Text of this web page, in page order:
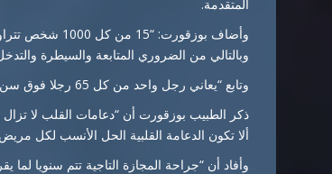
المتقدمة.
وبالتالي من الضروري المتابعة والسيطرة والتدخل
وتابع “يعاني رجل واحد من كل 65 رجلا فوق سن 65 عاما من توسع الأبهر، ويجب متابعته وعلاجه”.
ذكر الطبيب بوزقورت أن “دعامات القلب لا
ألا تكون الدعامة القلبية الحل الأنسب لكل